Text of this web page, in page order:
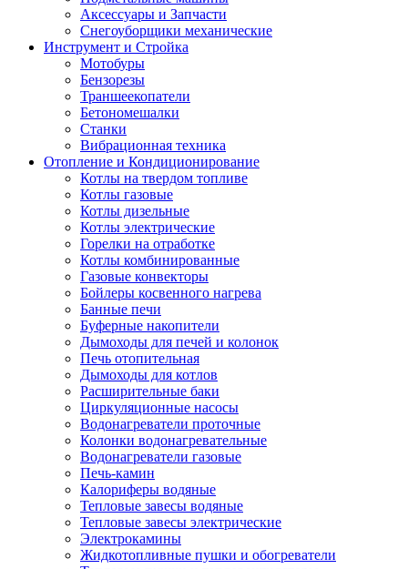
Аксессуары и Запчасти
Снегоуборщики механические
Инструмент и Стройка
Мотобуры
Бензорезы
Траншеекопатели
Бетономешалки
Станки
Вибрационная техника
Отопление и Кондиционирование
Котлы на твердом топливе
Котлы газовые
Котлы дизельные
Котлы электрические
Горелки на отработке
Котлы комбинированные
Газовые конвекторы
Бойлеры косвенного нагрева
Банные печи
Буферные накопители
Дымоходы для печей и колонок
Печь отопительная
Дымоходы для котлов
Расширительные баки
Циркуляционные насосы
Водонагреватели проточные
Колонки водонагревательные
Водонагреватели газовые
Печь-камин
Калориферы водяные
Тепловые завесы водяные
Тепловые завесы электрические
Электрокамины
Жидкотопливные пушки и обогреватели